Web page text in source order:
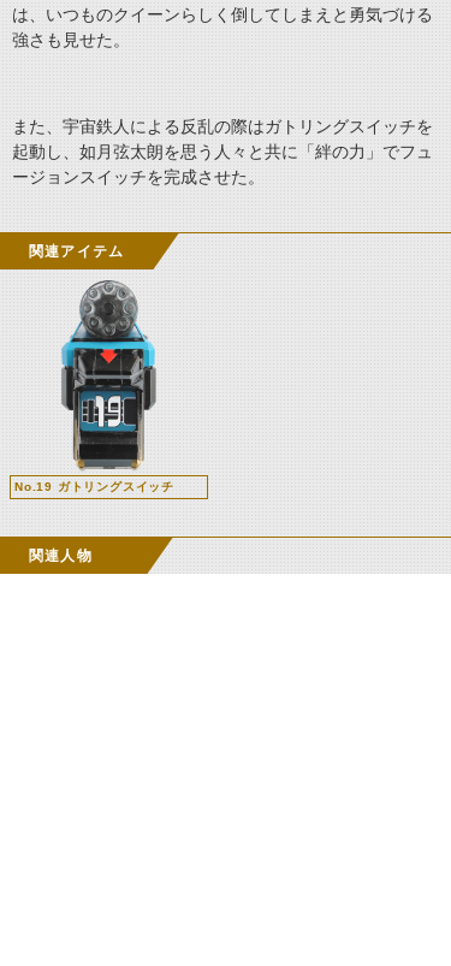
は、いつものクイーンらしく倒してしまえと勇気づける
強さも見せた。
また、宇宙鉄人による反乱の際はガトリングスイッチを
起動し、如月弦太朗を思う人々と共に「絆の力」でフュ
ージョンスイッチを完成させた。
関連アイテム
No.19 ガトリングスイッチ
関連人物